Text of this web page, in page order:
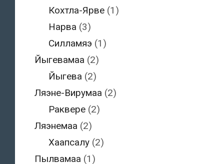
Кохтла-Ярве (1)
Нарва (3)
Силламяэ (1)
Йыгевамаа (2)
Йыгева (2)
Ляэне-Вирумаа (2)
Раквере (2)
Ляэнемаа (2)
Хаапсалу (2)
Пылвамаа (1)